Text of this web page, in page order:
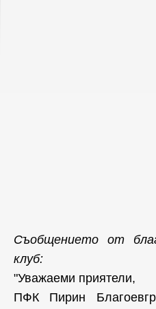
Съобщениeто от
клуб:
"Уважаеми приятели,
ПФК Пирин